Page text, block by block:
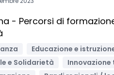
- Percorsi di
Educazione e
e Solidarietà